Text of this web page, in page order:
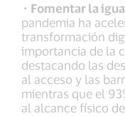
· Fomentar la
pandemia ha
transformación
importancia de la
destacando las
al acceso y las
mientras que el
al alcance físico